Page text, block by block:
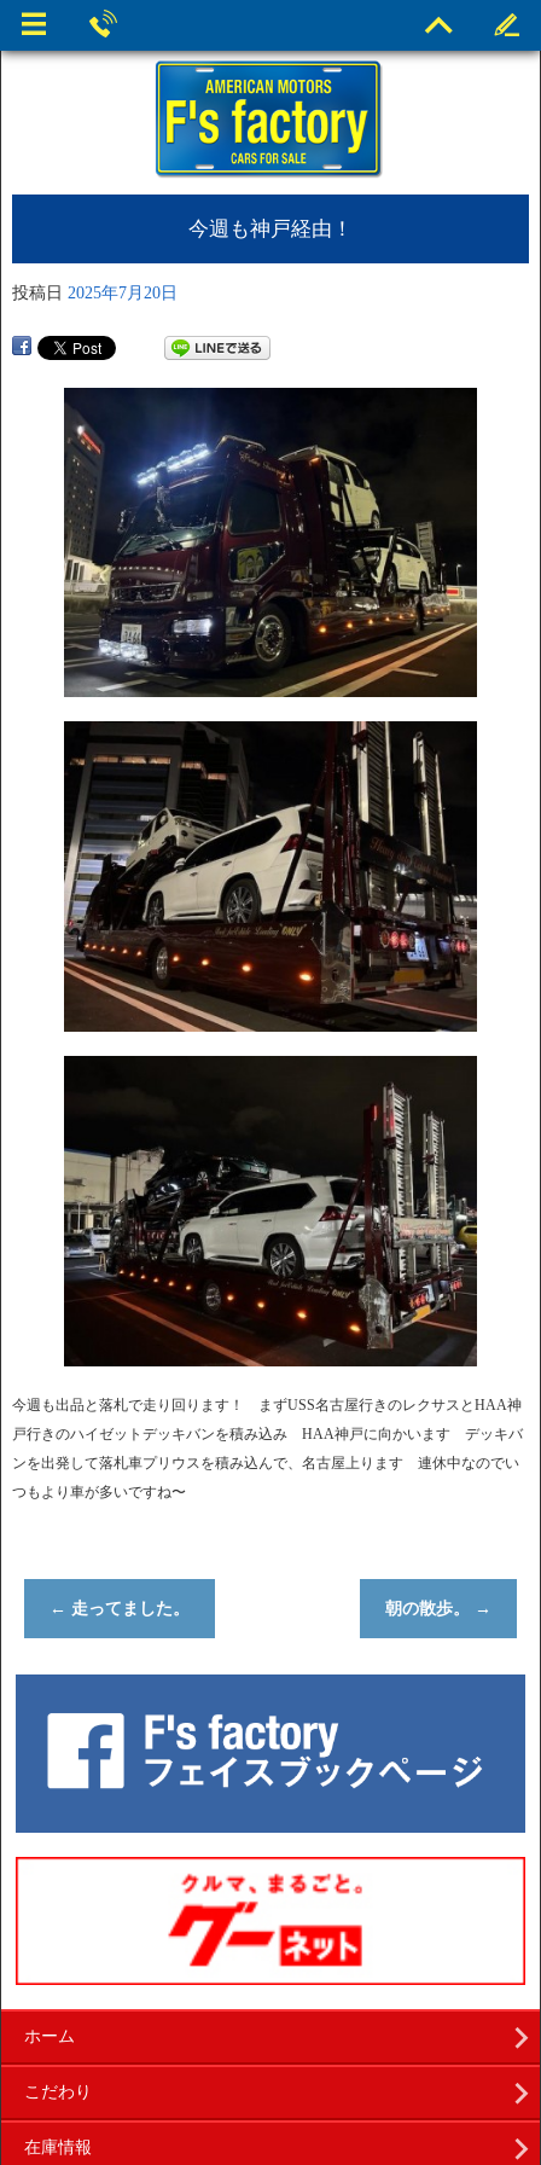
今週も神戸経由！
投稿日 2025年7月20日
今週も出品と落札で走り回ります！ まずUSS名古屋行きのレクサスとHAA神
戸行きのハイゼットデッキバンを積み込み HAA神戸に向かいます デッキバ
ンを出発して落札車プリウスを積み込んで、名古屋上ります 連休中なのでい
つもより車が多いですね〜
← 走ってました。 朝の散歩。 →
ホーム
こだわり
在庫情報